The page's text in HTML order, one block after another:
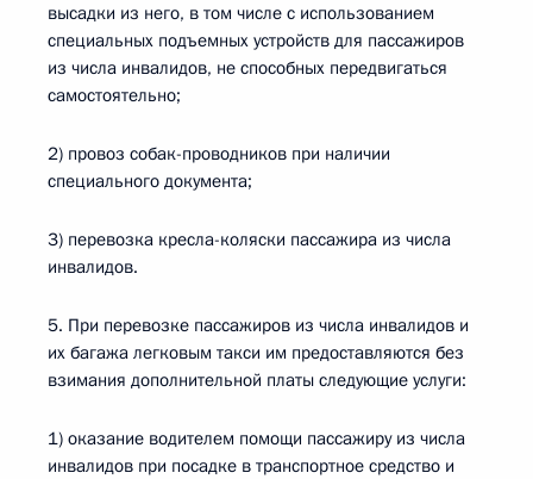
высадки из него, в том числе с использованием
специальных подъемных устройств для пассажиров
из числа инвалидов, не способных передвигаться
самостоятельно;
2) провоз собак-проводников при наличии
специального документа;
3) перевозка кресла-коляски пассажира из числа
инвалидов.
5. При перевозке пассажиров из числа инвалидов и
их багажа легковым такси им предоставляются без
взимания дополнительной платы следующие услуги:
1) оказание водителем помощи пассажиру из числа
инвалидов при посадке в транспортное средство и